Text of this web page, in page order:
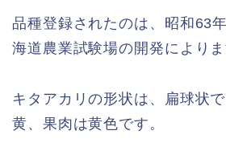
品種登録されたのは、昭和63
海道農業試験場の開発によりま
キタアカリの形状は、扁球状
黄、果肉は黄色です。